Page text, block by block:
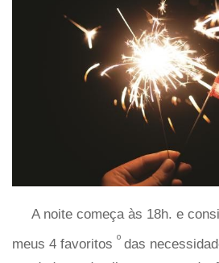
A noite começa às 18h. e
meus 4 favoritos º das